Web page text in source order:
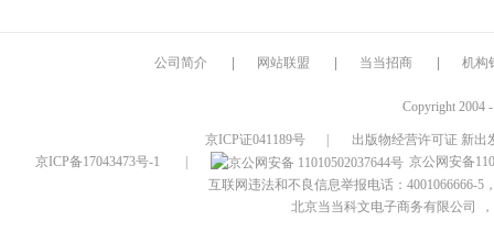
公司简介 网站联盟 当当招商 机构
Copyright 2004
京ICP证041189号
出版物经营许可证 新出
京ICP备17043473号-1
京公网安备
互联网违法和不良信息举报电话：4001066666-5
北京当当科文电子商务有限公司